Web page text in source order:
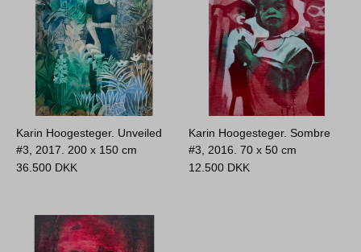
Karin Hoogesteger. Unveiled
#3, 2017. 200 x 150 cm
36.500 DKK
Karin Hoogesteger. Sombre
#3, 2016.70 x 50 cm
12.500 DKK